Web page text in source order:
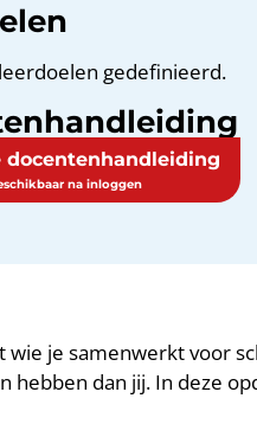
gedefinieerd.
docentenhandleiding
wie je samenwerkt voor
hebben dan jij. In deze